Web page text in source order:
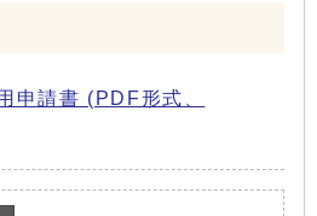
申請書 (PDF形式、